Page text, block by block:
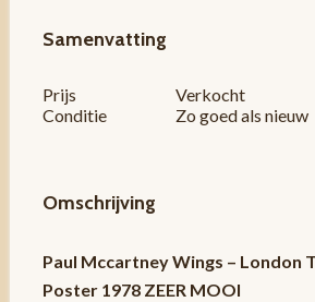
Samenvatting
Prijs
Verkocht
Conditie
Zo goed als nieuw
Omschrijving
Paul Mccartney Wings – London
Poster 1978 ZEER MOOI